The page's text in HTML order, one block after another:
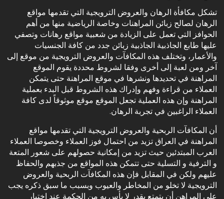
‏تشكل مكافأة الرهان والعروض الترويجية التي تقدمها مواقع
الرهان لصالح زبائن المراهنات وخاصة الرياضية منها من أهم
الحوافز التي تعمل على الزيادة من شعبية مواقع رهانات وتصفي
عليها طابع الجاذبية الجاذبية زبائن جدد من كافة الجنسيات
والأعمار، وتختلف هذه المكافآت والعروض الترويجية من موقع إلى
آخر ومن لعبة إلى أخرى وفقا لشروط محددة يقوم الموقع
المراهنة في تحديدها ونشرها في موقع المراهنة حتى يتمكن
العملاء من قراءة وفهم وإدراك هذه الشروط قبل البدء بعملية
المراهنة وإن هذه العملية تجعل الموقع موقع موثوقاً لدى كافة
العملاء الراغبين في تجربة الرهان.
‏أن المكافآت الربحية والعروض الترويجية التي تقدمها مواقع
المراهنة في العراق تزيد من احتمال فوز العملاء وخصوصا العملاء
العرب المبتدئين حيث تزيد من إمكانية حصولهم على شعور المتعة
و الترفية و التسلية حتى تتمكن هذه المواقع من جذبهم والحفاظ
عليهم ولكن في المقابل فإن هذه المكافآت الربحية والعروض
الترويجية لا تخلو من المخاطر والعيوب وبسبب ما سبق ذكره يجب
على المراهن أن يتمتع بقدر لا بأس به من الحكمة عند اختيار